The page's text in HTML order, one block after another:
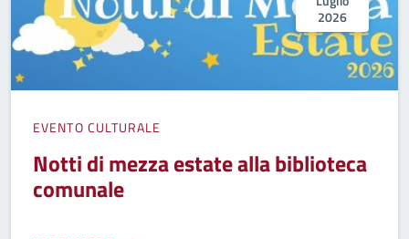
2026
EVENTO CULTURALE
Notti di mezza estate alla biblioteca
comunale